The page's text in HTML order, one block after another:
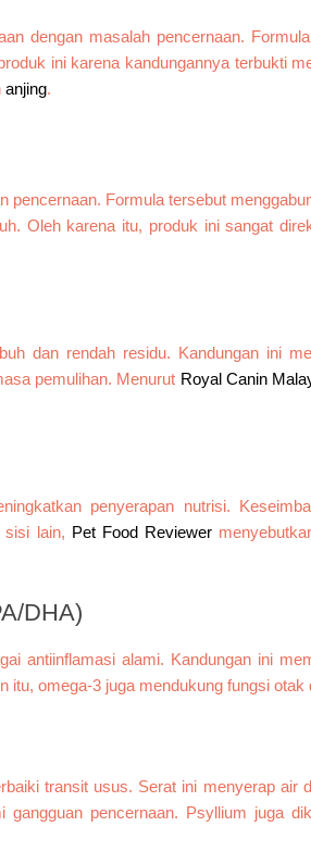
dengan masalah pencernaan.
ini karena kandungannya terbukti
anjing.
pencernaan. Formula tersebut
Oleh karena itu, produk ini sangat
dan rendah residu. Kandungan ini
pemulihan. Menurut Royal Canin
penyerapan nutrisi.
sisi lain, Pet Food Reviewer
DHA)
antiinflamasi alami. Kandungan ini
itu, omega-3 juga mendukung fungsi otak
transit usus. Serat ini menyerap air
pencernaan. Psyllium juga